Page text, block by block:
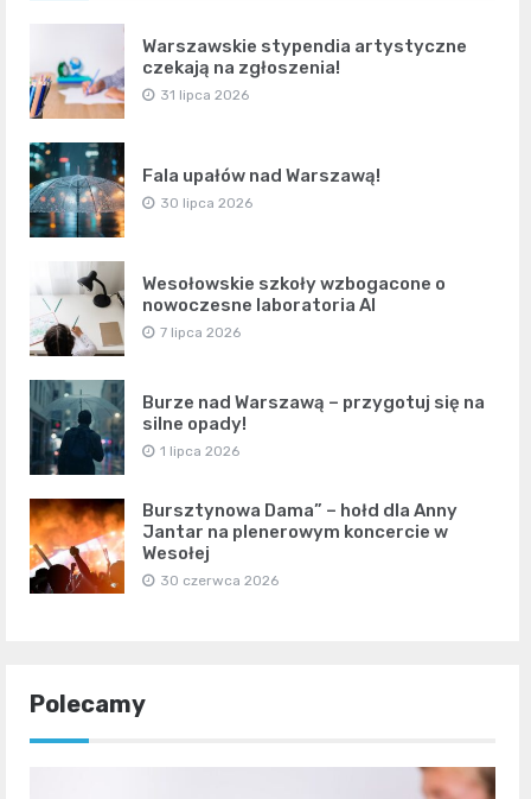
Warszawskie stypendia artystyczne
czekają na zgłoszenia!
31 lipca 2026
Fala upałów nad Warszawą!
30 lipca 2026
Wesołowskie szkoły wzbogacone o
nowoczesne laboratoria AI
7 lipca 2026
Burze nad Warszawą – przygotuj się na
silne opady!
1 lipca 2026
Bursztynowa Dama” – hołd dla Anny
Jantar na plenerowym koncercie w
Wesołej
30 czerwca 2026
Polecamy